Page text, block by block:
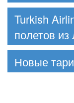
Turkish
полетов из
Новые